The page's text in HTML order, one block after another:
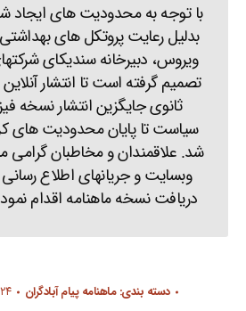
با توجه به محدودیت های ایجاد
بدلیل رعایت پروتکل های
ویروس، دبیرخانه سندیکای
تصمیم گرفته است تا انتشار آنلاین
ثانوی جایگزین انتشار نسخه
سیاست تا پایان محدودیت های
شد. علاقمندان و مخاطبان گرامی
وبسایت و جریانهای اطلاع
دریافت نسخه ماهنامه اقدام
دسته بندی:ماهنامه پیام آبادگران